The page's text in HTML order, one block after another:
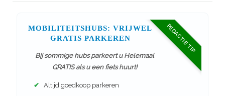
REDACTIE TIP
MOBILITEITSHUBS: VRIJWEL
GRATIS PARKEREN
Bij sommige hubs parkeert u Helemaal
GRATIS als u een fiets huurt!
✔ Altijd goedkoop parkeren